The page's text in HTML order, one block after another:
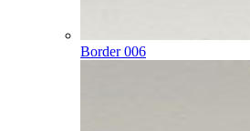
Border 006